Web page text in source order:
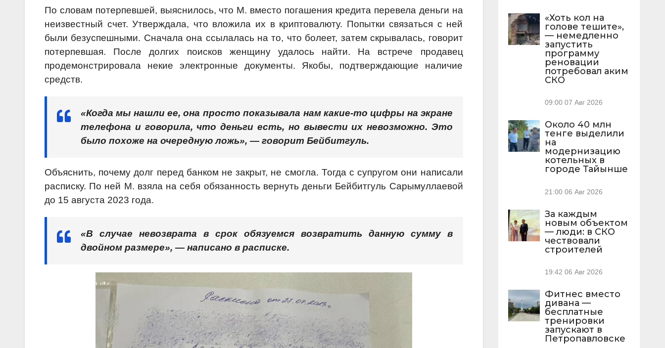
По словам потерпевшей, выяснилось, что М. вместо погашения кредита перевела деньги на
неизвестный счет. Утверждала, что вложила их в криптовалюту. Попытки связаться с ней
были безуспешными. Сначала она ссылалась на то, что болеет, затем скрывалась, говорит
потерпевшая. После долгих поисков женщину удалось найти. На встрече продавец
продемонстрировала некие электронные документы. Якобы, подтверждающие наличие
средств.
«Когда мы нашли ее, она просто показывала нам какие-то цифры на экране
телефона и говорила, что деньги есть, но вывести их невозможно. Это
было похоже на очередную ложь», — говорит Бейбитгуль.
Объяснить, почему долг перед банком не закрыт, не смогла. Тогда с супругом они написали
расписку. По ней М. взяла на себя обязанность вернуть деньги Бейбитгуль Сарымуллаевой
до 15 августа 2023 года.
«В случае невозврата в срок обязуемся возвратить данную сумму в
двойном размере», — написано в расписке.
«Хоть кол на
голове тешите»,
— немедленно
запустить
программу
реновации
потребовал аким
СКО
09:00 07 Авг 2026
Около 40 млн
тенге выделили
на
модернизацию
котельных в
городе Тайынше
21:00 06 Авг 2026
За каждым
новым объектом
— люди: в СКО
чествовали
строителей
19:42 06 Авг 2026
Фитнес вместо
дивана —
бесплатные
тренировки
запускают в
Петропавловске